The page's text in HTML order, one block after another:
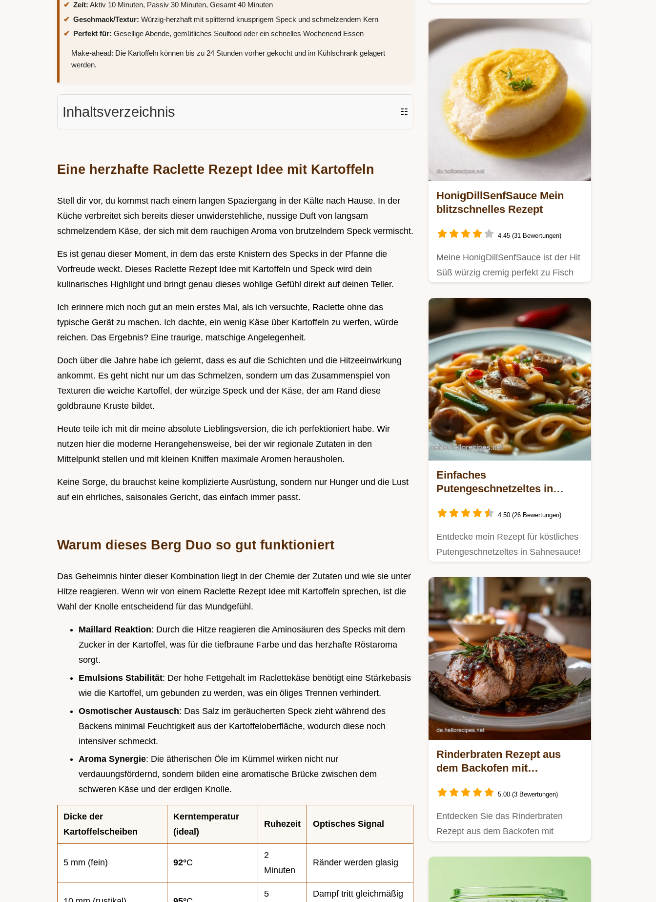
Zeit: Aktiv 10 Minuten, Passiv 30 Minuten, Gesamt 40 Minuten
Geschmack/Textur: Würzig-herzhaft mit splitternd knusprigem Speck und schmelzendem Kern
Perfekt für: Gesellige Abende, gemütliches Soulfood oder ein schnelles Wochenend Essen
Make-ahead: Die Kartoffeln können bis zu 24 Stunden vorher gekocht und im Kühlschrank gelagert
werden.
Inhaltsverzeichnis ☷
Eine herzhafte Raclette Rezept Idee mit Kartoffeln
Stell dir vor, du kommst nach einem langen Spaziergang in der Kälte nach Hause. In der
Küche verbreitet sich bereits dieser unwiderstehliche, nussige Duft von langsam
schmelzendem Käse, der sich mit dem rauchigen Aroma von brutzelndem Speck vermischt.
Es ist genau dieser Moment, in dem das erste Knistern des Specks in der Pfanne die
Vorfreude weckt. Dieses Raclette Rezept Idee mit Kartoffeln und Speck wird dein
kulinarisches Highlight und bringt genau dieses wohlige Gefühl direkt auf deinen Teller.
Ich erinnere mich noch gut an mein erstes Mal, als ich versuchte, Raclette ohne das
typische Gerät zu machen. Ich dachte, ein wenig Käse über Kartoffeln zu werfen, würde
reichen. Das Ergebnis? Eine traurige, matschige Angelegenheit.
Doch über die Jahre habe ich gelernt, dass es auf die Schichten und die Hitzeeinwirkung
ankommt. Es geht nicht nur um das Schmelzen, sondern um das Zusammenspiel von
Texturen die weiche Kartoffel, der würzige Speck und der Käse, der am Rand diese
goldbraune Kruste bildet.
Heute teile ich mit dir meine absolute Lieblingsversion, die ich perfektioniert habe. Wir
nutzen hier die moderne Herangehensweise, bei der wir regionale Zutaten in den
Mittelpunkt stellen und mit kleinen Kniffen maximale Aromen herausholen.
Keine Sorge, du brauchst keine komplizierte Ausrüstung, sondern nur Hunger und die Lust
auf ein ehrliches, saisonales Gericht, das einfach immer passt.
Warum dieses Berg Duo so gut funktioniert
Das Geheimnis hinter dieser Kombination liegt in der Chemie der Zutaten und wie sie unter
Hitze reagieren. Wenn wir von einem Raclette Rezept Idee mit Kartoffeln sprechen, ist die
Wahl der Knolle entscheidend für das Mundgefühl.
Maillard Reaktion: Durch die Hitze reagieren die Aminosäuren des Specks mit dem
Zucker in der Kartoffel, was für die tiefbraune Farbe und das herzhafte Röstaroma
sorgt.
Emulsions Stabilität: Der hohe Fettgehalt im Raclettekäse benötigt eine Stärkebasis
wie die Kartoffel, um gebunden zu werden, was ein öliges Trennen verhindert.
Osmotischer Austausch: Das Salz im geräucherten Speck zieht während des
Backens minimal Feuchtigkeit aus der Kartoffeloberfläche, wodurch diese noch
intensiver schmeckt.
Aroma Synergie: Die ätherischen Öle im Kümmel wirken nicht nur
verdauungsfördernd, sondern bilden eine aromatische Brücke zwischen dem
schweren Käse und der erdigen Knolle.
Dicke der
Kartoffelscheiben
Kerntemperatur
(ideal)
Ruhezeit Optisches Signal
5 mm (fein) 92°C
2
Minuten
Ränder werden glasig
5 Dampf tritt gleichmäßig
HonigDillSenfSauce Mein
blitzschnelles Rezept
4.45 (31 Bewertungen)
Meine HonigDillSenfSauce ist der Hit
Süß würzig cremig perfekt zu Fisch
Einfaches
Putengeschnetzeltes in
die Familie
4.50 (26 Bewertungen)
Entdecke mein Rezept für köstliches
Putengeschnetzeltes in Sahnesauce!
Rinderbraten Rezept aus
dem Backofen mit
5.00 (3 Bewertungen)
Entdecken Sie das Rinderbraten
Rezept aus dem Backofen mit